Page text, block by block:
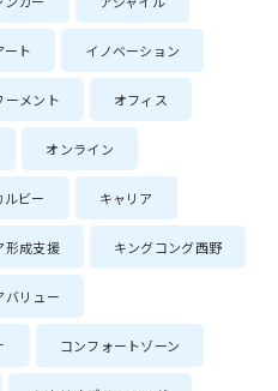
ート イノベーション
ーメント オフィス
オンライン
ルビー キャリア
形成支援 キングコング西野
バリュー
コンフォートゾーン